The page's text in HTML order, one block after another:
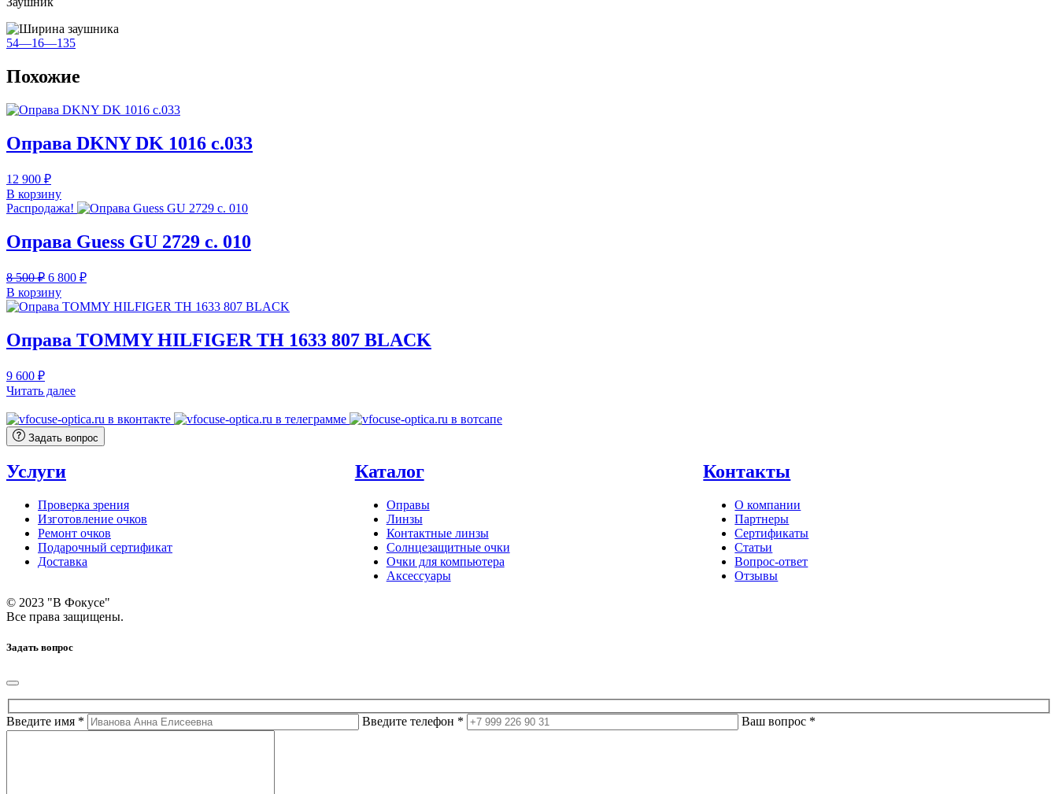
54—16—135
Похожие
Оправа DKNY DK 1016 c.033
12 900 ₽
В корзину
Распродажа!
Оправа Guess GU 2729 c. 010
8 500₽ Первоначальная
цена
составляла
8
500 ₽.
6 800 ₽Текущая
6
В корзину
Оправа TOMMY HILFIGER TH 1633 807 BLACK
9 600 ₽
Читать далее
Задать вопрос
Услуги
Проверка зрения
Изготовление очков
Ремонт очков
Подарочный сертификат
Доставка
Каталог
Оправы
Линзы
Контактные линзы
Солнцезащитные очки
Очки для компьютера
Аксессуары
Контакты
О компании
Партнеры
Сертификаты
Статьи
Вопрос-ответ
Отзывы
© 2023 "В Фокусе"
Все права защищены.
Задать вопрос
Введите имя * Введите телефон * Ваш вопрос *